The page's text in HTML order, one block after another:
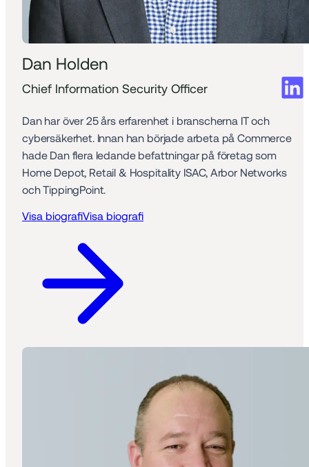
Dan Holden
Chief Information Security Officer
Dan har över 25 års erfarenhet i branscherna IT och
cybersäkerhet. Innan han började arbeta på Commerce
hade Dan flera ledande befattningar på företag som
Home Depot, Retail & Hospitality ISAC, Arbor Networks
och TippingPoint.
Visa biografiVisa biografi